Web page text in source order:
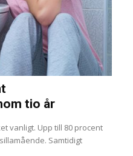
tio år
vanligt. Upp till 80 procent
Samtidigt